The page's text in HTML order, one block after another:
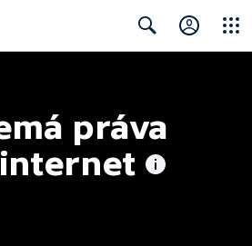
práva
internet